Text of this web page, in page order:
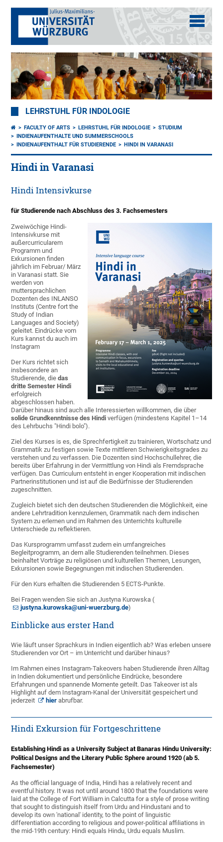
LEHRSTUHL FÜR INDOLOGIE
FACULTY OF ARTS LEHRSTUHL FÜR INDOLOGIE
STUDIUM
INDIENAUFENTHALTE UND SUMMERSCHOOLS
INDIENAUFENTHALT FÜR STUDIERENDE
HINDI IN VARANASI
Hindi in Varanasi
Hindi Intensivkurse
für Studierende nach Abschluss des 3. Fachsemesters
Zweiwöchige Hindi-
Intensivkurse mit
außercurricularem
Programm und
Exkursionen finden
jährlich im Februar/ März
in Varanasi statt. Sie
werden von
muttersprachlichen
Dozenten des INLANSO
Instituts (Centre fort the
Study of Indian
Languages and Society)
geleitet. Eindrücke vom
Kurs kannst du auch im
Instagram
Der Kurs richtet sich
insbesondere an
Studierende, diedas
dritte Semester Hindi
erfolgreich
abgeschlossen haben.
Darüber hinaus sind auch alle Interessierten willkommen, die über
solide Grundkenntnisse des Hindi verfügen (mindestens Kapitel 1–14
des Lehrbuchs "Hindi bolo").
Ziel des Kurses is es, die Sprechfertigkeit zu trainieren, Wortschatz und
Grammatik zu festigen sowie Texte mittleren Schwierigkeitsgrades zu
verstehen und zu verfassen. Die Dozenten sind Hochschullehrer, die
bereits über Erfahrung in der Vermittlung von Hindi als Fremdsprache
verfügen. Das Curriculum entsteht in enger Kooperation mit indischen
Partnerinstitutionen und ist auf die Bedürfnisse der Studierenden
zugeschnitten.
Zugleich bietet sich den deutschen Studierenden die Möglichkeit, eine
andere Lehrtradition kennzulernen, Grammatik nach dem indischen
System zu erlernen und im Rahmen des Unterrichts kulturelle
Unterschiede zu reflektieren.
Das Kursprogramm umfasst zudem ein umfangreiches
Begleitprogramm, an dem alle Studierenden teilnehmen. Dieses
beinhaltet Vorträge zu religiösen und kulturellen Themen, Lesungen,
Exkursionen sowie Begegnungen mit indischen Studierenden.
Für den Kurs erhalten die Studierenden 5 ECTS-Punkte.
Bei Fragen wenden Sie sich an Justyna Kurowska (
justyna.kurowska@uni-wuerzburg.de)
Einblicke aus erster Hand
Wie läuft unser Sprachkurs in Indien eigentlich ab? Was erleben unsere
Studierenden vor Ort – im Unterricht und darüber hinaus?
Im Rahmen eines Instagram-Takeovers haben Studierende ihren Alltag
in Indien dokumentiert und persönliche Eindrücke, besondere
Erfahrungen und spannende Momente geteilt. Das Takeover ist als
Highlight auf dem Instagram-Kanal der Universität gespeichert und
jederzeit
hier abrufbar.
Hindi Exkursion für Fortgeschrittene
Establishing Hindi as a University Subject at Banaras Hindu University:
Political Designs and the Literary Public Sphere around 1920 (ab 5.
Fachsemester)
As the official language of India, Hindi has a relatively recent and
eventful history. It was not until around 1800 that the foundations were
laid at the College of Fort William in Calcutta for a style of prose writing
that sought to distinguish itself from Urdu and Hindustani and to
develop its own 'national' identity, to the point of linguistic
differentiation according to religious and power-political affiliations in
the mid-19th century: Hindi equals Hindu, Urdu equals Muslim.